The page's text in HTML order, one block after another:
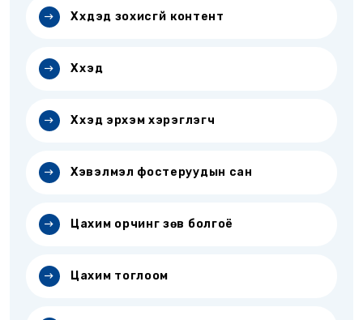
Хүүхдэд зохисгүй контент
Хүүхэд
Хүүхэд эрхэм хэрэглэгч
Хэвэлмэл фостеруудын сан
Цахим орчинг зөв болгоё
Цахим тоглоом